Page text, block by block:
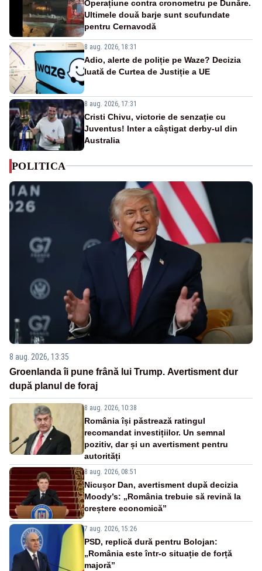
Operațiune contra cronometru pe Dunăre.
Ultimele două barje sunt scufundate
pentru Cernavodă
8 aug. 2026, 18:31
Adio, alerte de poliție pe Waze? Decizia
luată de Curtea de Justiție a UE
8 aug. 2026, 17:31
Cristi Chivu, victorie de senzație cu
Juventus! Inter a câștigat derby-ul din
Australia
POLITICA
8 aug. 2026, 13:35
Groenlanda îi pune frână lui Trump. Avertisment dur
după planul de foraj
8 aug. 2026, 10:38
România își păstrează ratingul
recomandat investițiilor. Un semnal
pozitiv, dar și un avertisment pentru
autorități
8 aug. 2026, 08:51
Nicușor Dan, avertisment după decizia
Moody’s: „România trebuie să revină la
creștere economică”
7 aug. 2026, 15:26
PSD, replică dură pentru Bolojan:
„România este într-o situație de forță
majoră”